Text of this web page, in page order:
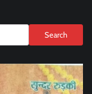
Search